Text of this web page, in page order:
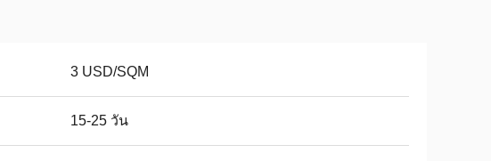
3 USD/SQM
15-25 วัน